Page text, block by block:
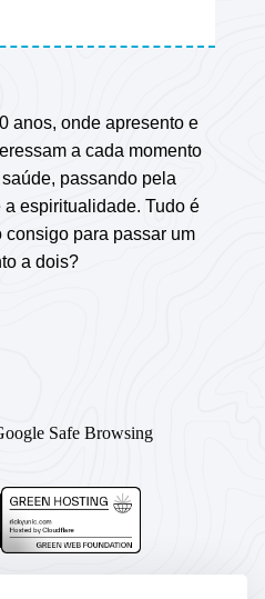
anos, onde apresento e
a cada momento
passando pela
espiritualidade. Tudo é
para passar um
a dois?